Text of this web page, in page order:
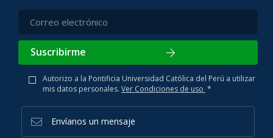
Suscribirme
Autorizo a la Pontificia Universidad Católica del Perú a utilizar
mis datos personales. Ver Condiciones de uso *
Envíanos un mensaje